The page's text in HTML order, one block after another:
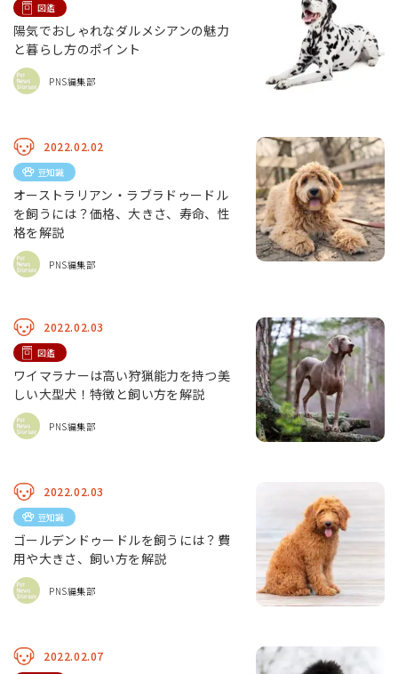
図鑑
陽気でおしゃれなダルメシアンの魅力
と暮らし方のポイント
PNS編集部
2022.02.02
豆知識
オーストラリアン・ラブラドゥードル
を飼うには？価格、大きさ、寿命、性
格を解説
PNS編集部
2022.02.03
図鑑
ワイマラナーは高い狩猟能力を持つ美
しい大型犬！特徴と飼い方を解説
PNS編集部
2022.02.03
豆知識
ゴールデンドゥードルを飼うには？費
用や大きさ、飼い方を解説
PNS編集部
2022.02.07